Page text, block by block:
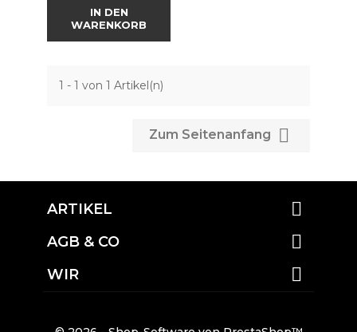
IN DEN
WARENKORB
1 - 1 von 1 Artikel(n)
Zum Seitenanfang 
ARTIKEL 
AGB & CO 
WIR 